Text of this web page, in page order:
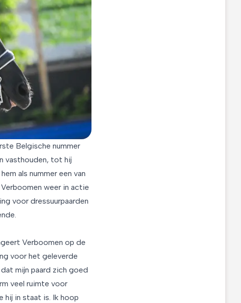
Belgische nummer
vasthouden, tot hij
als nummer een van
weer in actie
voor dressuurpaarden
Verboomen op de
voor het geleverde
mijn paard zich goed
veel ruimte voor
hij in staat is. Ik hoop